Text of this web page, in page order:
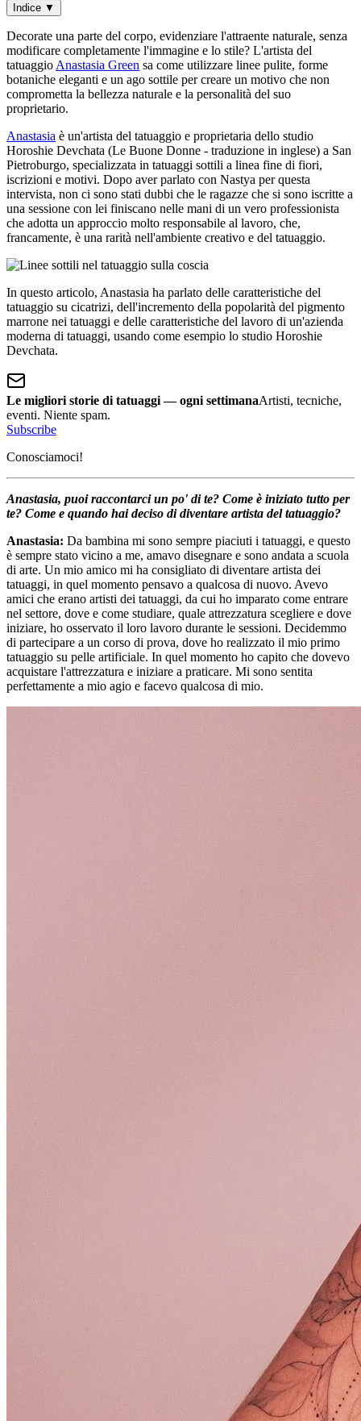
Indice ▼
Decorate una parte del corpo, evidenziare l'attraente naturale, senza
modificare completamente l'immagine e lo stile? L'artista del
tatuaggio Anastasia Green sa come utilizzare linee pulite, forme
botaniche eleganti e un ago sottile per creare un motivo che non
comprometta la bellezza naturale e la personalità del suo
proprietario.
Anastasia è un'artista del tatuaggio e proprietaria dello studio
Horoshie Devchata (Le Buone Donne - traduzione in inglese) a San
Pietroburgo, specializzata in tatuaggi sottili a linea fine di fiori,
iscrizioni e motivi. Dopo aver parlato con Nastya per questa
intervista, non ci sono stati dubbi che le ragazze che si sono iscritte a
una sessione con lei finiscano nelle mani di un vero professionista
che adotta un approccio molto responsabile al lavoro, che,
francamente, è una rarità nell'ambiente creativo e del tatuaggio.
In questo articolo, Anastasia ha parlato delle caratteristiche del
tatuaggio su cicatrizi, dell'incremento della popolarità del pigmento
marrone nei tatuaggi e delle caratteristiche del lavoro di un'azienda
moderna di tatuaggi, usando come esempio lo studio Horoshie
Devchata.
Le migliori storie di tatuaggi — ogni settimanaArtisti, tecniche,
eventi. Niente spam.
Subscribe
Conosciamoci!
Anastasia, puoi raccontarci un po' di te? Come è iniziato tutto per
te? Come e quando hai deciso di diventare artista del tatuaggio?
Anastasia: Da bambina mi sono sempre piaciuti i tatuaggi, e questo
è sempre stato vicino a me, amavo disegnare e sono andata a scuola
di arte. Un mio amico mi ha consigliato di diventare artista dei
tatuaggi, in quel momento pensavo a qualcosa di nuovo. Avevo
amici che erano artisti dei tatuaggi, da cui ho imparato come entrare
nel settore, dove e come studiare, quale attrezzatura scegliere e dove
iniziare, ho osservato il loro lavoro durante le sessioni. Decidemmo
di partecipare a un corso di prova, dove ho realizzato il mio primo
tatuaggio su pelle artificiale. In quel momento ho capito che dovevo
acquistare l'attrezzatura e iniziare a praticare. Mi sono sentita
perfettamente a mio agio e facevo qualcosa di mio.